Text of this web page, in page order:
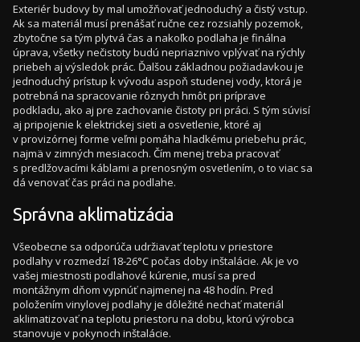
Exteriér budovy by mal umožňovať jednoduchý a čistý vstup.
Ak sa materiál musí prenášať ručne cez rozsiahly pozemok,
zbytočne sa tým plytvá čas a nakoľko podlaha je finálna
úprava, všetky nečistoty budú nepriaznivo vplývať na rýchly
priebeh aj výsledok prác. Ďalšou základnou požiadavkou je
jednoduchý prístup k vývodu aspoň studenej vody, ktorá je
potrebná na spracovanie rôznych hmôt pri príprave
podkladu, ako aj pre zachovanie čistoty pri práci. S tým súvisí
aj pripojenie k elektrickej sieti a osvetlenie, ktoré aj
v provizórnej forme veľmi pomáha hladkému priebehu prác,
najmä v zimných mesiacoch. Čím menej treba pracovať
s predlžovacími káblami a prenosným osvetlením, o to viac sa
dá venovať čas práci na podlahe.
Správna aklimatizácia
Všeobecne sa odporúča udržiavať teplotu v priestore
podlahy v rozmedzí 18-26°C počas doby inštalácie. Ak je vo
vašej miestnosti podlahové kúrenie, musí sa pred
montážnym dňom vypnúť najmenej na 48 hodín. Pred
položením vinylovej podlahy je dôležité nechať materiál
aklimatizovať na teplotu priestoru na dobu, ktorú výrobca
stanovuje v pokynoch inštalácie.